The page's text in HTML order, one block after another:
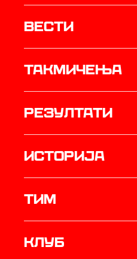
Вести
Такмичења
резултати
историја
ТИМ
Клуб